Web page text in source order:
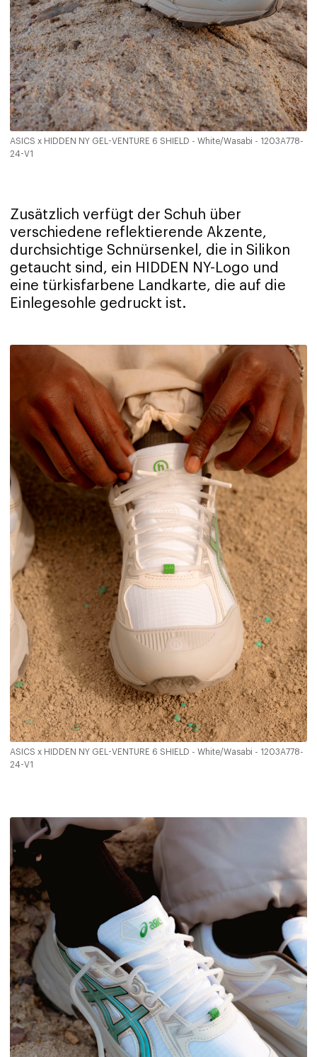
ASICS x HIDDEN NY GEL-VENTURE 6 SHIELD - White/Wasabi - 1203A778-
24-V1
Zusätzlich verfügt der Schuh über
verschiedene reflektierende Akzente,
durchsichtige Schnürsenkel, die in Silikon
getaucht sind, ein HIDDEN NY-Logo und
eine türkisfarbene Landkarte, die auf die
Einlegesohle gedruckt ist.
ASICS x HIDDEN NY GEL-VENTURE 6 SHIELD - White/Wasabi - 1203A778-
24-V1